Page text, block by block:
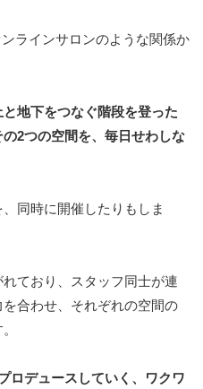
ラインサロンのような関係か
地下をつなぐ階段を登った
2つの空間を、毎日せわしな
同時に開催したりもしま
ており、スタッフ同士が連
合わせ、それぞれの空間の
ロデュースしていく、ワクワ